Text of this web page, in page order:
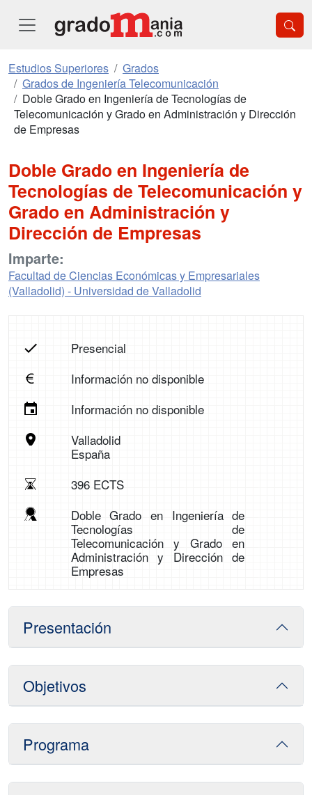
Estudios Superiores
Grados
Grados de Ingeniería Telecomunicación
Doble Grado en Ingeniería de Tecnologías de
Telecomunicación y Grado en Administración y Dirección
de Empresas
Doble Grado en Ingeniería de
Tecnologías de Telecomunicación y
Grado en Administración y
Dirección de Empresas
Imparte:
Facultad de Ciencias Económicas y Empresariales
(Valladolid) - Universidad de Valladolid
Presencial
Información no disponible
Información no disponible
Valladolid
España
396 ECTS
Doble Grado en Ingeniería de
Tecnologías de
Telecomunicación y Grado en
Administración y Dirección de
Empresas
Presentación
Objetivos
Programa